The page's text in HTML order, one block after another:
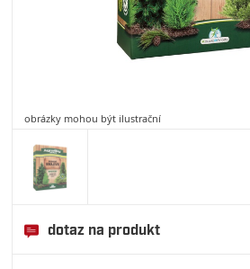
obrázky mohou být ilustrační
dotaz na produkt